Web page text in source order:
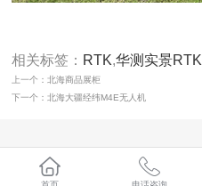
相关标签： RTK,华测实景RTK
上一个：北海商品展柜
下一个：北海大疆经纬M4E无人机